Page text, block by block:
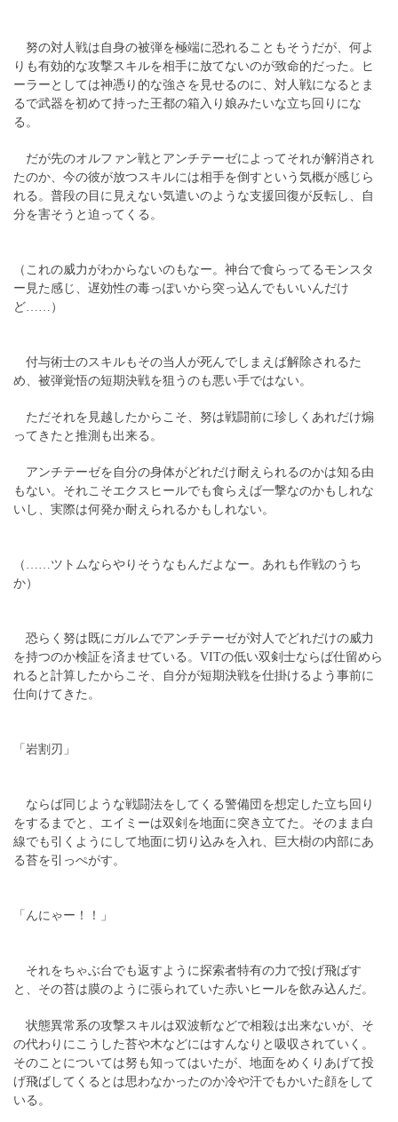
努の対人戦は自身の被弾を極端に恐れることもそうだが、何よ
りも有効的な攻撃スキルを相手に放てないのが致命的だった。ヒ
ーラーとしては神憑り的な強さを見せるのに、対人戦になるとま
るで武器を初めて持った王都の箱入り娘みたいな立ち回りにな
る。
だが先のオルファン戦とアンチテーゼによってそれが解消され
たのか、今の彼が放つスキルには相手を倒すという気概が感じら
れる。普段の目に見えない気遣いのような支援回復が反転し、自
分を害そうと迫ってくる。
（これの威力がわからないのもなー。神台で食らってるモンスタ
ー見た感じ、遅効性の毒っぽいから突っ込んでもいいんだけ
ど……）
付与術士のスキルもその当人が死んでしまえば解除されるた
め、被弾覚悟の短期決戦を狙うのも悪い手ではない。
ただそれを見越したからこそ、努は戦闘前に珍しくあれだけ煽
ってきたと推測も出来る。
アンチテーゼを自分の身体がどれだけ耐えられるのかは知る由
もない。それこそエクスヒールでも食らえば一撃なのかもしれな
いし、実際は何発か耐えられるかもしれない。
（……ツトムならやりそうなもんだよなー。あれも作戦のうち
か）
恐らく努は既にガルムでアンチテーゼが対人でどれだけの威力
を持つのか検証を済ませている。VITの低い双剣士ならば仕留めら
れると計算したからこそ、自分が短期決戦を仕掛けるよう事前に
仕向けてきた。
「岩割刃」
ならば同じような戦闘法をしてくる警備団を想定した立ち回り
をするまでと、エイミーは双剣を地面に突き立てた。そのまま白
線でも引くようにして地面に切り込みを入れ、巨大樹の内部にあ
る苔を引っぺがす。
「んにゃー！！」
それをちゃぶ台でも返すように探索者特有の力で投げ飛ばす
と、その苔は膜のように張られていた赤いヒールを飲み込んだ。
状態異常系の攻撃スキルは双波斬などで相殺は出来ないが、そ
の代わりにこうした苔や木などにはすんなりと吸収されていく。
そのことについては努も知ってはいたが、地面をめくりあげて投
げ飛ばしてくるとは思わなかったのか冷や汗でもかいた顔をして
いる。